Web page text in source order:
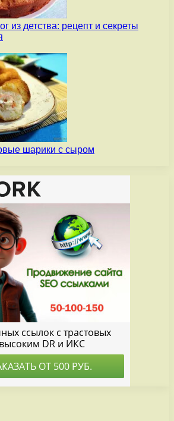
из детства: рецепт и секреты
шарики с сыром